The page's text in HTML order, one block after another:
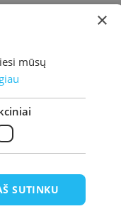
pabėgimo
– visa
ar net
ir pastatais, kurie
×
mūsų
SUTINKU